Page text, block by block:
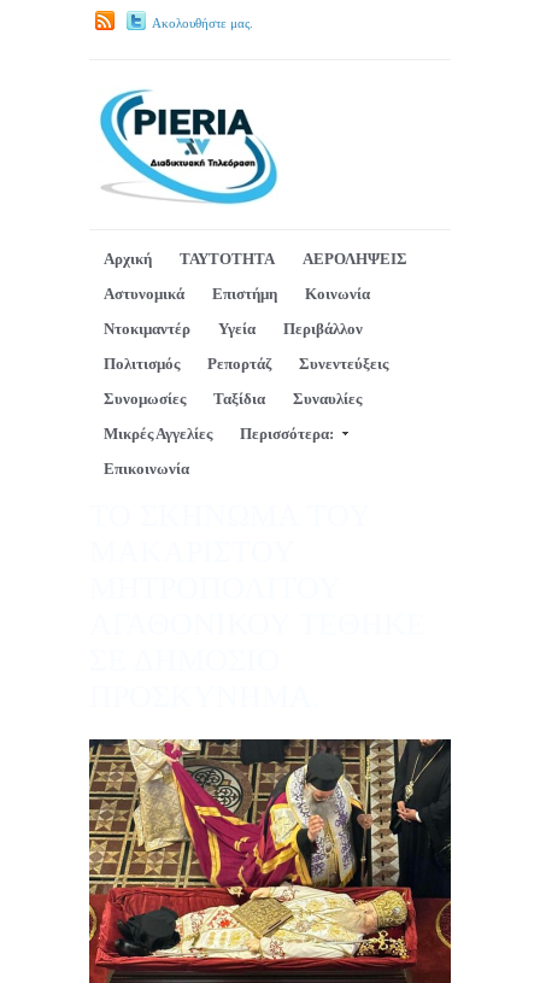
Ακολουθήστε μας.
Αρχική ΤΑΥΤΟΤΗΤΑ
ΑΕΡΟΛΗΨΕΙΣ
Αστυνομικά
Επιστήμη
Κοινωνία
Ντοκιμαντέρ
Υγεία
Περιβάλλον
Πολιτισμός
Ρεπορτάζ
Συνεντεύξεις
Συνομωσίες
Ταξίδια
Συναυλίες
Μικρές Αγγελίες
Περισσότερα:
Επικοινωνία